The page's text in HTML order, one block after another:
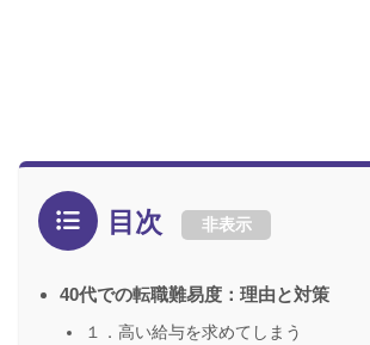
目次 非表示
40代での転職難易度：理由と対策
１．高い給与を求めてしまう